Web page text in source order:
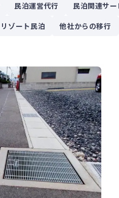
民泊運営代行 民泊関連サー
リゾート民泊 他社からの移行